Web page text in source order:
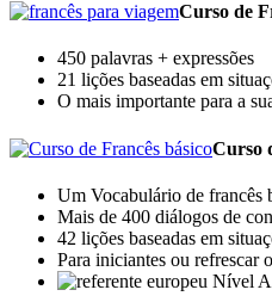
Curso de
450 palavras + expressões
21 lições baseadas em
O mais importante para a
Curso
Um Vocabulário de francês
Mais de 400 diálogos de
42 lições baseadas em
Para iniciantes ou refrescar
Nível